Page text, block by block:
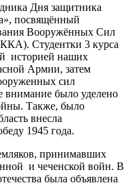
Дня защитника
посвящённый
Вооружённых Сил
Студентки 3 курса
историей наших
Армии, затем
сил
внимание было уделено
Также, было
внесла
1945 года.
принимавших
и чеченской войн. В
была объявлена